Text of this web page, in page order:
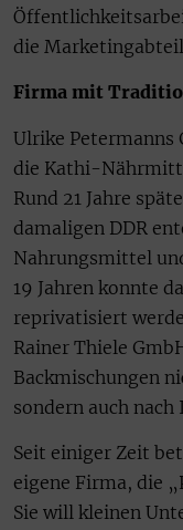
die
Firma mit
Ulrike Petermanns
die Kathi-
Rund 21 Jahre
damaligen DDR
Nahrungsmittel
19 Jahren konnte
reprivatisiert
Rainer Thiele
Backmischungen
sondern auch nach
Seit einiger Zeit
eigene Firma, die
Sie will kleinen